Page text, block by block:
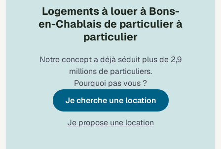
Logements à louer à Bons-
en-Chablais de particulier à
particulier
Notre concept a déjà séduit plus de 2,9
millions de particuliers.
Pourquoi pas vous ?
Je cherche une location
Je propose une location